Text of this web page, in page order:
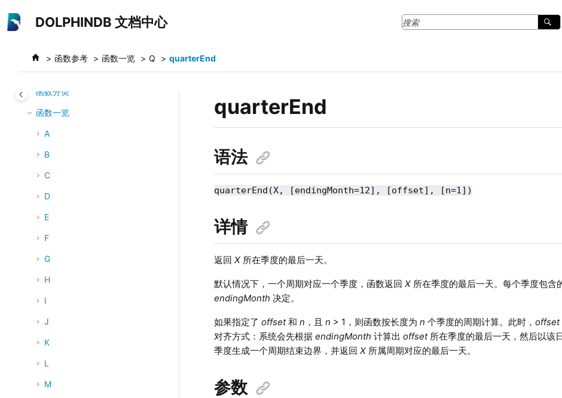
DOLPHINDB 文档中心
函数参考 函数一览 Q quarterEnd
系统运维
函数参考
函数分类
函数一览
A
B
C
D
E
F
G
H
I
J
K
L
M
quarterEnd
语法
quarterEnd(X, [endingMonth=12], [offset], [n=1])
详情
返回X 所在季度的最后一天。
默认情况下，一个周期对应一个季度，函数返回X 所在季度的最后一天。每个季度包含
endingMonth 决定。
如果指定了offset和n ，且n > 1，则函数按长度为n 个季度的周期计算。此时，offset
对齐方式：系统会先根据endingMonth 计算出offset 所在季度的最后一天，然后以该
季度生成一个周期结束边界，并返回X 所属周期对应的最后一天。
参数